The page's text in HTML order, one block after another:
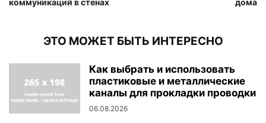
коммуникаций в стенах
дома
ЭТО МОЖЕТ БЫТЬ ИНТЕРЕСНО
Как выбрать и использовать
пластиковые и металлические
каналы для прокладки проводки
06.08.2026